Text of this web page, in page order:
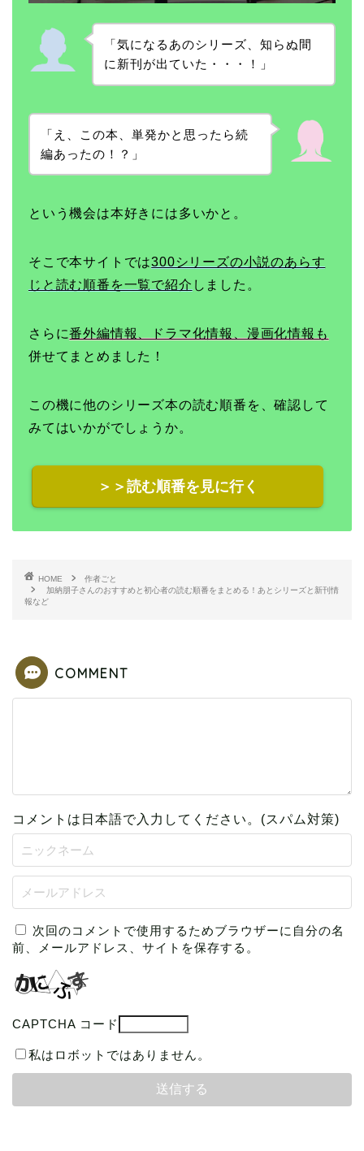
「気になるあのシリーズ、知らぬ間
に新刊が出ていた・・・！」
「え、この本、単発かと思ったら続
編あったの！？」
という機会は本好きには多いかと。
そこで本サイトでは300シリーズの小説のあらす
じと読む順番を一覧で紹介 しました。
さらに番外編情報、ドラマ化情報、漫画化情報も
併せてまとめました！
この機に他のシリーズ本の読む順番を、確認して
みてはいかがでしょうか。
＞＞読む順番を見に行く
HOME
作者ごと
加納朋子さんのおすすめと初心者の読む順番をまとめる！あとシリーズと新刊情
報など
COMMENT
コメントは日本語で入力してください。(スパム対策)
次回のコメントで使用するためブラウザーに自分の名
前、メールアドレス、サイトを保存する。
CAPTCHA コード
私はロボットではありません。
本の読み方